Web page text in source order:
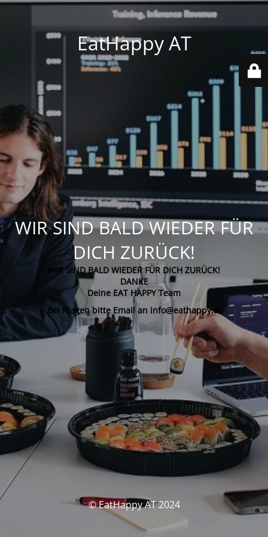
EatHappy AT
WIR SIND BALD WIEDER FÜR
DICH ZURÜCK!
WIR SIND BALD WIEDER FÜR DICH ZURÜCK!
DANKE
Deine EAT HAPPY Team
Bei Fragen bitte Email an info@eathappy.at
© EatHappy AT 2024